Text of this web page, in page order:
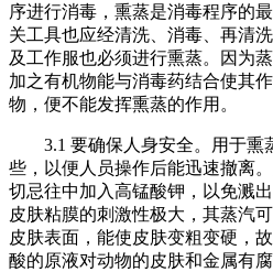
序进行消毒，熏蒸是消毒程序的
关工具也应经清洗、消毒、再清
及工作服也必须进行熏蒸。因为
加之有机物能与消毒药结合使其
物，便不能发挥熏蒸的作用。
3.1 要确保人身安全。用于熏
些，以便人员操作后能迅速撤离
切忌往中加入高锰酸钾，以免溅
皮肤粘膜的刺激性极大，其蒸汽
皮肤表面，能使皮肤变粗变硬，
酸的原液对动物的皮肤和金属有